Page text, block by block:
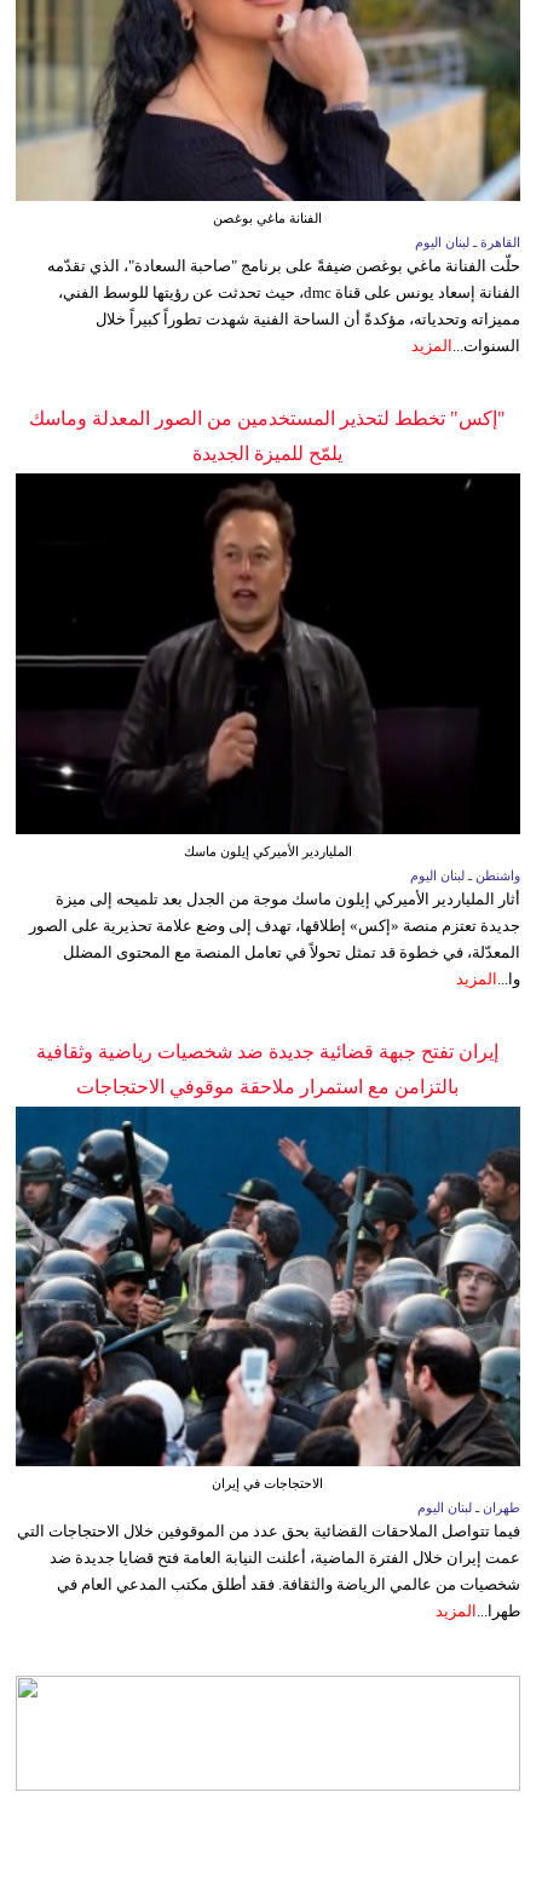
الفنانة ماغي بوغصن
القاهرة ـ لبنان اليوم
حلّت الفنانة ماغي بوغصن ضيفةً على برنامج "صاحبة السعادة"، الذي تقدّمه
الفنانة إسعاد يونس على قناة dmc، حيث تحدثت عن رؤيتها للوسط الفني،
مميزاته وتحدياته، مؤكدةً أن الساحة الفنية شهدت تطوراً كبيراً خلال
السنوات...
المزيد
"إكس" تخطط لتحذير المستخدمين من الصور المعدلة وماسك
يلمّح للميزة الجديدة
الملياردير الأميركي إيلون ماسك
واشنطن ـ لبنان اليوم
أثار الملياردير الأميركي إيلون ماسك موجة من الجدل بعد تلميحه إلى ميزة
جديدة تعتزم منصة «إكس» إطلاقها، تهدف إلى وضع علامة تحذيرية على الصور
المعدّلة، في خطوة قد تمثل تحولاً في تعامل المنصة مع المحتوى المضلل
وا... المزيد
إيران تفتح جبهة قضائية جديدة ضد شخصيات رياضية وثقافية
بالتزامن مع استمرار ملاحقة موقوفي الاحتجاجات
الاحتجاجات في إيران
طهران ـ لبنان اليوم
فيما تتواصل الملاحقات القضائية بحق عدد من الموقوفين خلال الاحتجاجات التي
عمت إيران خلال الفترة الماضية، أعلنت النيابة العامة فتح قضايا جديدة ضد
شخصيات من عالمي الرياضة والثقافة. فقد أطلق مكتب المدعي العام في
طهرا... المزيد